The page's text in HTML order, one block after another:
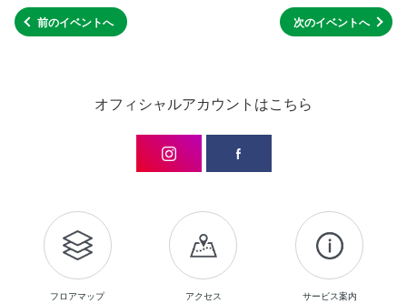
前のイベントへ 次のイベントへ
オフィシャルアカウントはこちら
フロアマップ アクセス サービス案内